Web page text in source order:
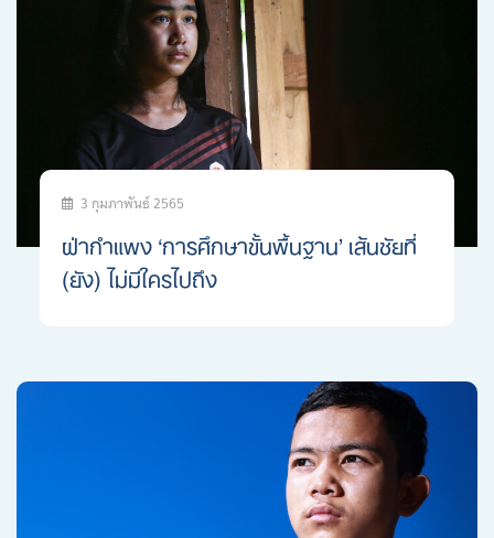
3 กุมภาพันธ์ 2565
ฝ่ากำแพง ‘การศึกษาขั้นพื้นฐาน’ เส้นชัยที่
(ยัง) ไม่มีใครไปถึง